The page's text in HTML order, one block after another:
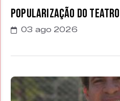
Popularização do Teatro
03 ago 2026